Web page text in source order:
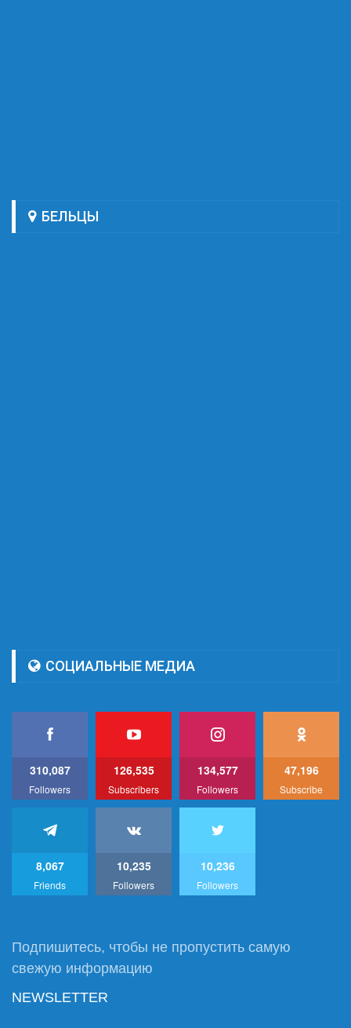
БЕЛЬЦЫ
СОЦИАЛЬНЫЕ МЕДИА
310,087
Followers
126,535
Subscribers
134,577
Followers
47,196
Subscribe
8,067
Friends
10,235
Followers
10,236
Followers
Подпишитесь, чтобы не пропустить самую
свежую информацию
NEWSLETTER